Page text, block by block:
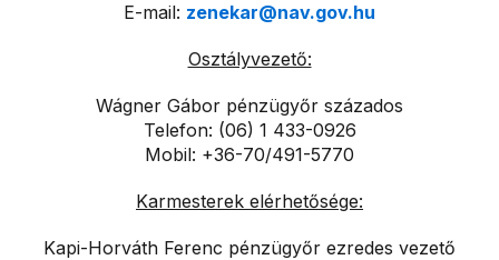
E-mail: zenekar@nav.gov.hu
Osztályvezető:
Wágner Gábor pénzügyőr százados
Telefon: (06) 1 433-0926
Mobil: +36-70/491-5770
Karmesterek elérhetősége:
Kapi-Horváth Ferenc pénzügyőr ezredes vezető